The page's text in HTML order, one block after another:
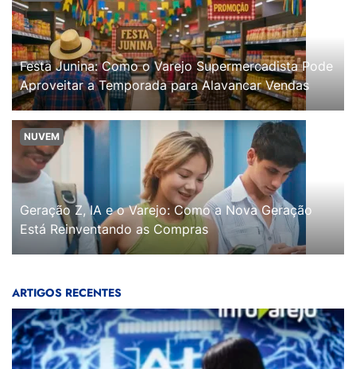
Festa Junina: Como o Varejo Supermercadista Pode
Aproveitar a Temporada para Alavancar Vendas
NUVEM
Geração Z, IA e o Varejo: Como a Nova Geração
Está Reinventando as Compras
ARTIGOS RECENTES